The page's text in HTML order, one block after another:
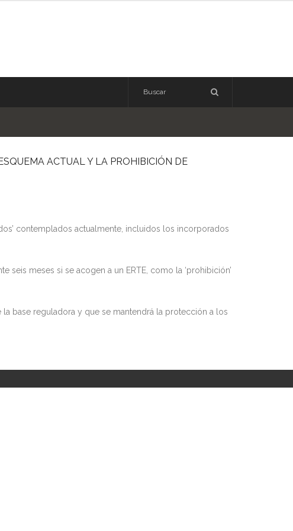
ACTUAL Y LA PROHIBICIÓN DE
contemplados actualmente, incluidos los incorporados
meses si se acogen a un ERTE, como la ‘prohibición’
base reguladora y que se mantendrá la protección a los